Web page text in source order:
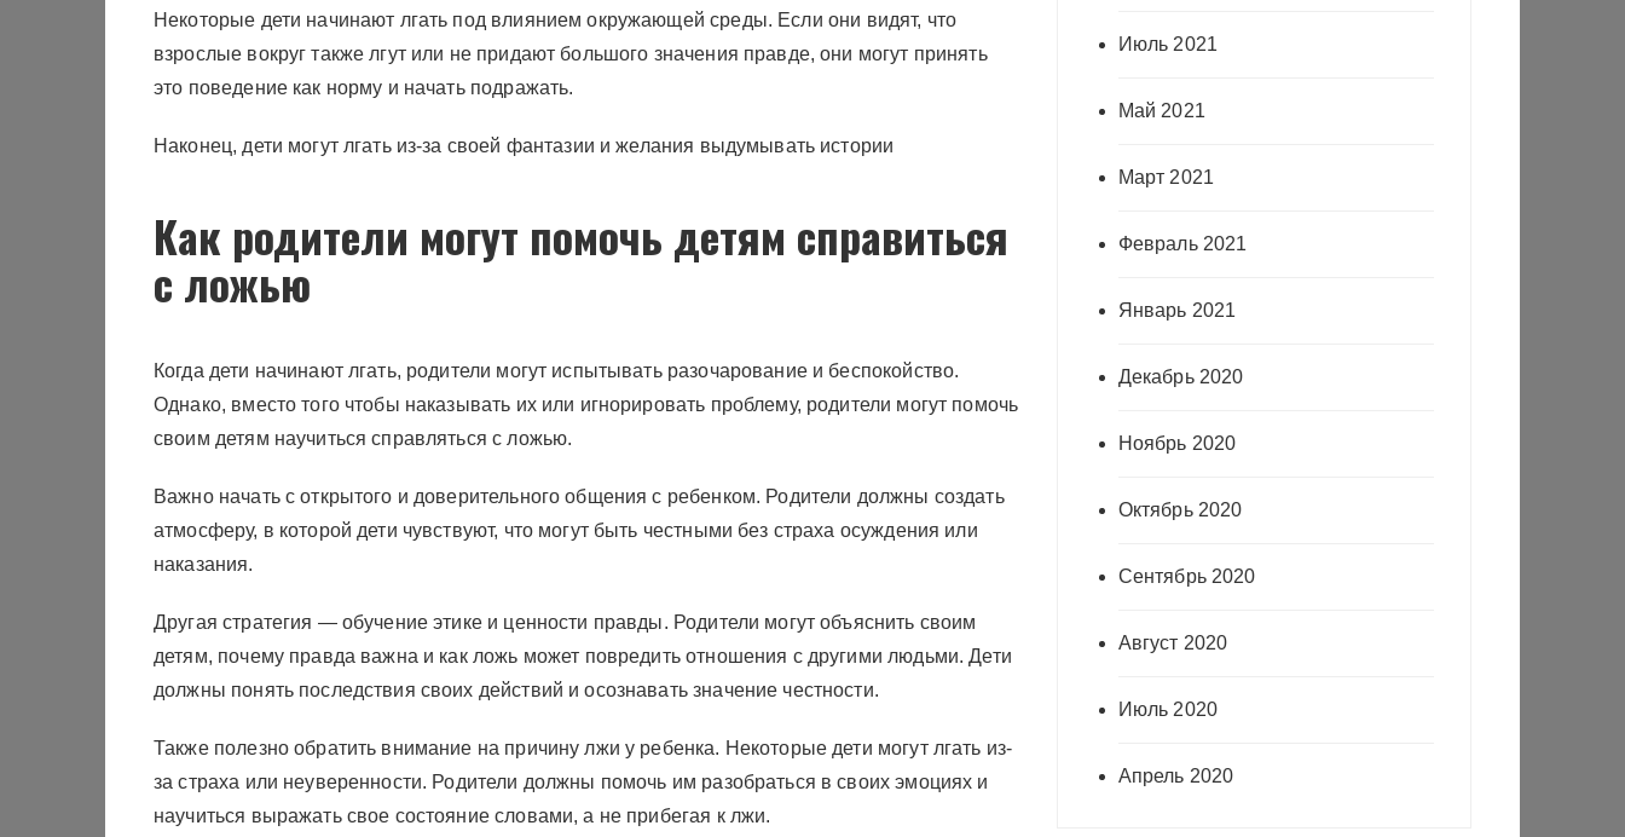
Некоторые дети начинают лгать под влиянием окружающей среды. Если они видят, что
взрослые вокруг также лгут или не придают большого значения правде, они могут принять
это поведение как норму и начать подражать.
Наконец, дети могут лгать из-за своей фантазии и желания выдумывать истории
Как родители могут помочь детям справиться
с ложью
Когда дети начинают лгать, родители могут испытывать разочарование и беспокойство.
Однако, вместо того чтобы наказывать их или игнорировать проблему, родители могут помочь
своим детям научиться справляться с ложью.
Важно начать с открытого и доверительного общения с ребенком. Родители должны создать
атмосферу, в которой дети чувствуют, что могут быть честными без страха осуждения или
наказания.
Другая стратегия — обучение этике и ценности правды. Родители могут объяснить своим
детям, почему правда важна и как ложь может повредить отношения с другими людьми. Дети
должны понять последствия своих действий и осознавать значение честности.
Также полезно обратить внимание на причину лжи у ребенка. Некоторые дети могут лгать из-
за страха или неуверенности. Родители должны помочь им разобраться в своих эмоциях и
научиться выражать свое состояние словами, а не прибегая к лжи.
Июль 2021
Май 2021
Март 2021
Февраль 2021
Январь 2021
Декабрь 2020
Ноябрь 2020
Октябрь 2020
Сентябрь 2020
Август 2020
Июль 2020
Апрель 2020